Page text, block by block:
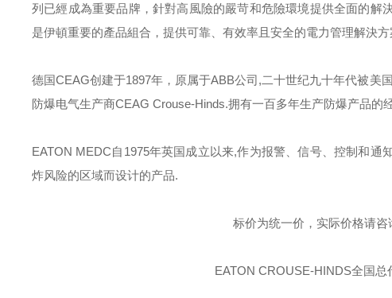
列已經成為重要品牌，針對高風險的嚴苛和危險環境提供全面的解
是伊頓重要的產品組合，提供可靠、有效率且安全的電力管理解決方
德国CEAG创建于1897年，原属于ABB公司,二十世纪九十年代被美国
防爆电气生产商CEAG Crouse-Hinds.拥有一百多年生产防爆产品的
EATON MEDC自 1975年英国成立以来,作为报警、信号、控制和通
炸风险的区域而设计的产品.
标价为统一价，实际价格请咨
EATON CROUSE-HINDS全国总